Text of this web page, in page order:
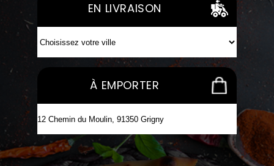
VOS AVIS
MENTIONS LÉGALES
EN LIVRAISON
À EMPORTER